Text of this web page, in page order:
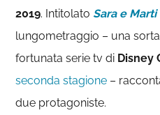
2019. Intitolato Sara e
lungometraggio – una
fortunata serie tv di Disney
seconda stagione –
due protagoniste.